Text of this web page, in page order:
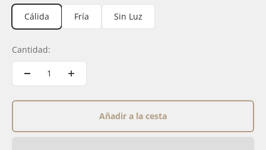
Cálida Fría Sin Luz
Cantidad:
Añadir a la cesta